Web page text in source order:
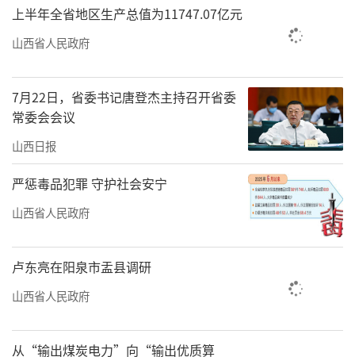
8134.95公斤，折合亩产690.57公斤。
农业农村部小麦专家指导组副组长、本次
测产组组长王振林表示，这次实收测产面积在
10亩以上，较之前的测产面积3亩多要大得多，
而且成方连片，这是一个“从专家试验田到百
姓生产田”的新的跨越，达到这个产量相当可
观。“现在小麦的平均产量在每亩400公斤左
右，今天测产的小麦产量高出290公斤，就说明
这项技术在大面积单产提升方面的价值。实践
证明，选好品种并采用好的耕作措施，再加上
这套好技术把耕、种、播融为一体，把水、肥
精量调控，大面积单产提升一定能够实
现。”王振林在现场接受采访时说。
上半年全省地区生产总值为11747.07亿元
山西省人民政府
7月22日，省委书记唐登杰主持召开省委
常委会会议
山西日报
严惩毒品犯罪 守护社会安宁
山西省人民政府
卢东亮在阳泉市盂县调研
山西省人民政府
从“输出煤炭电力”向“输出优质算